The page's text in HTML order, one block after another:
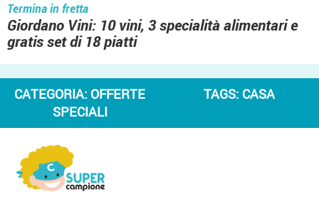
Termina in fretta
Giordano Vini: 10 vini, 3 specialità alimentari e
gratis set di 18 piatti
CATEGORIA: OFFERTE
SPECIALI
TAGS: CASA